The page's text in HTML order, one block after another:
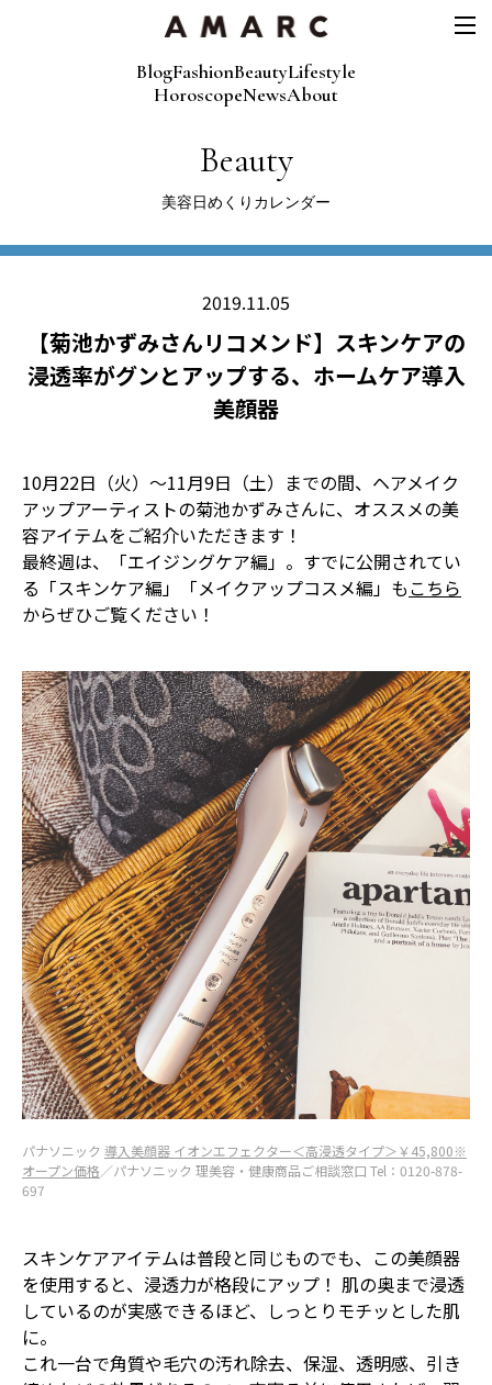
BlogFashionBeautyLifestyle
HoroscopeNewsAbout
Beauty
美容日めくりカレンダー
2019.11.05
【菊池かずみさんリコメンド】スキンケアの
浸透率がグンとアップする、ホームケア導入
美顔器
10月22日（火）〜11月9日（土）までの間、ヘアメイク
アップアーティストの菊池かずみさんに、オススメの美
容アイテムをご紹介いただきます！
最終週は、「エイジングケア編」。すでに公開されてい
る「スキンケア編」「メイクアップコスメ編」もこちら
からぜひご覧ください！
パナソニック 導入美顔器 イオンエフェクター＜高浸透タイプ＞￥45,800※
オープン価格／パナソニック 理美容・健康商品ご相談窓口 Tel：0120-878-
697
スキンケアアイテムは普段と同じものでも、この美顔器
を使用すると、浸透力が格段にアップ！ 肌の奥まで浸透
しているのが実感できるほど、しっとりモチッとした肌
に。
これ一台で角質や毛穴の汚れ除去、保湿、透明感、引き